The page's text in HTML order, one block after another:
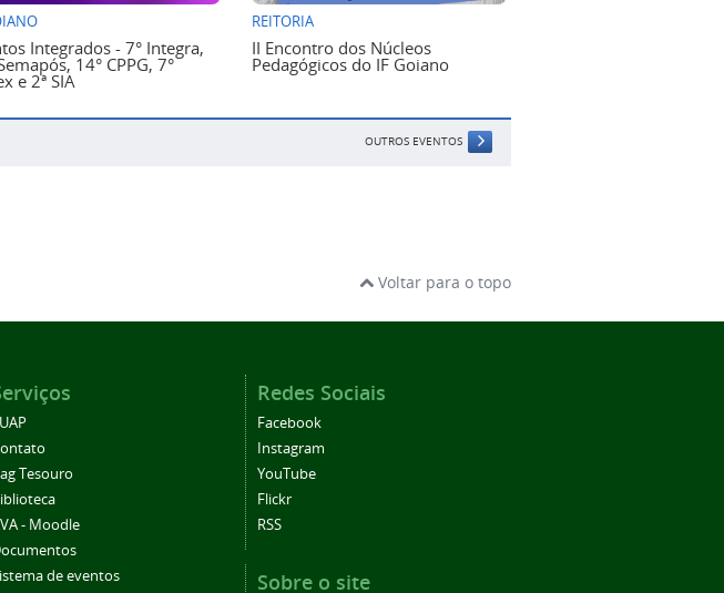
Integrados - 7° Integra,
14° CPPG, 7°
e 2ª SIA
REITORIA
II Encontro dos Núcleos
Pedagógicos do IF Goiano
OUTROS EVENTOS
Voltar para o topo
Tesouro
- Moodle
de eventos
Redes Sociais
Facebook
Instagram
YouTube
Flickr
RSS
Sobre o site